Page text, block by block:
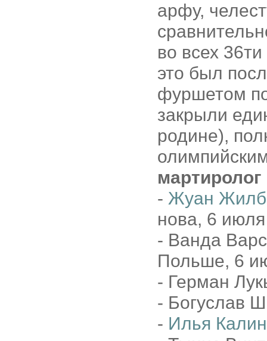
арфу,
во всех
это был
фуршетом
закрыли
родине),
мартиролог
- Жуан
нова, 6 июля
- Ванда
Польше, 6
- Герман
- Богуслав
- Илья